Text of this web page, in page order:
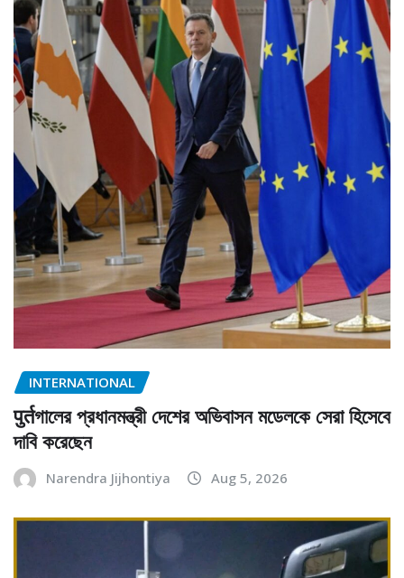
INTERNATIONAL
पुर्तগালের প্রধানমন্ত্রী দেশের অভিবাসন মডেলকে সেরা হিসেবে
দাবি করেছেন
Narendra Jijhontiya Aug 5, 2026